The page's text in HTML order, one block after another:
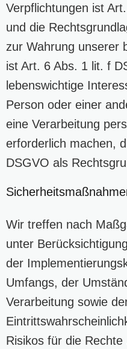
Verpflichtungen ist
und die
zur Wahrung unserer
ist Art. 6 Abs. 1 lit. f
lebenswichtige
Person oder einer
eine Verarbeitung
erforderlich machen,
DSGVO als
Wir treffen nach
unter
der
Umfangs, der
Verarbeitung sowie
Risikos für die